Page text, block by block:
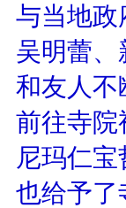
与当地政
吴明蕾
和友人不
前往寺院
尼玛仁
也给予了